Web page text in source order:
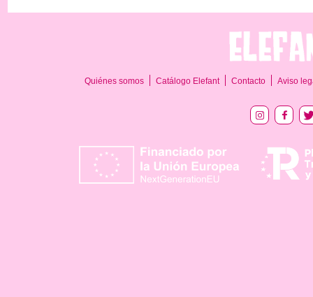
Quiénes somos Catálogo Elefant Contacto Aviso